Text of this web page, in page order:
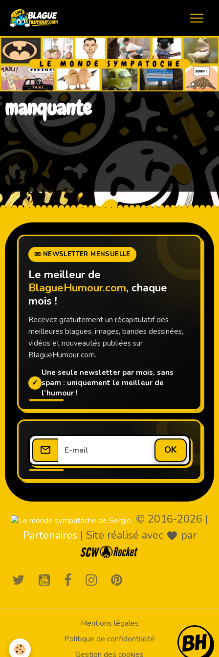
manquante
📧 NEWSLETTER MENSUELLE
Le meilleur de
BlagueHumour.com, chaque
mois !
Recevez gratuitement un récapitulatif des
meilleures blagues, images, bandes dessinées,
vidéos et nouveautés publiées sur
BlagueHumour.com.
✓
Une seule newsletter par mois, sans
spam : uniquement le meilleur de
l’humour !
OK
© 2016-2026 |
Partenaires | Site réalisé avec par
Mentions légales
Politique de confidentialité
Gestion des cookies